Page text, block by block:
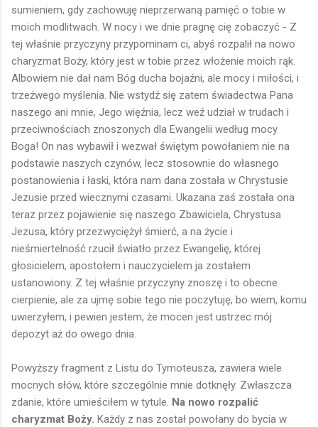
sumieniem, gdy zachowuję nieprzerwaną pamięć o tobie w
moich modlitwach. W nocy i we dnie pragnę cię zobaczyć - Z
tej właśnie przyczyny przypominam ci, abyś rozpalił na nowo
charyzmat Boży, który jest w tobie przez włożenie moich rąk.
Albowiem nie dał nam Bóg ducha bojaźni, ale mocy i miłości, i
trzeźwego myślenia. Nie wstydź się zatem świadectwa Pana
naszego ani mnie, Jego więźnia, lecz weź udział w trudach i
przeciwnościach znoszonych dla Ewangelii według mocy
Boga! On nas wybawił i wezwał świętym powołaniem nie na
podstawie naszych czynów, lecz stosownie do własnego
postanowienia i łaski, która nam dana została w Chrystusie
Jezusie przed wiecznymi czasami. Ukazana zaś została ona
teraz przez pojawienie się naszego Zbawiciela, Chrystusa
Jezusa, który przezwyciężył śmierć, a na życie i
nieśmiertelność rzucił światło przez Ewangelię, której
głosicielem, apostołem i nauczycielem ja zostałem
ustanowiony. Z tej właśnie przyczyny znoszę i to obecne
cierpienie, ale za ujmę sobie tego nie poczytuję, bo wiem, komu
uwierzyłem, i pewien jestem, że mocen jest ustrzec mój
depozyt aż do owego dnia.
Powyższy fragment z Listu do Tymoteusza, zawiera wiele
mocnych słów, które szczególnie mnie dotknęły. Zwłaszcza
zdanie, które umieściłem w tytule. Na nowo rozpalić
charyzmat Boży. Każdy z nas został powołany do bycia w